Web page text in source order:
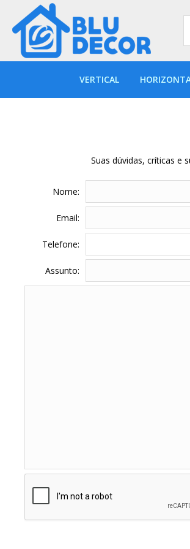
VERTICAL
Suas dúvidas, críticas e
Nome:
Email:
Telefone:
Assunto: